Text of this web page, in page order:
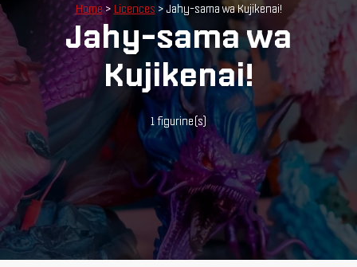
Home> Licences> Jahy-sama wa Kujikenai!
Jahy-sama wa
Kujikenai!
1 figurine(s)